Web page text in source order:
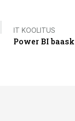
IT KOOLITUS
Power BI